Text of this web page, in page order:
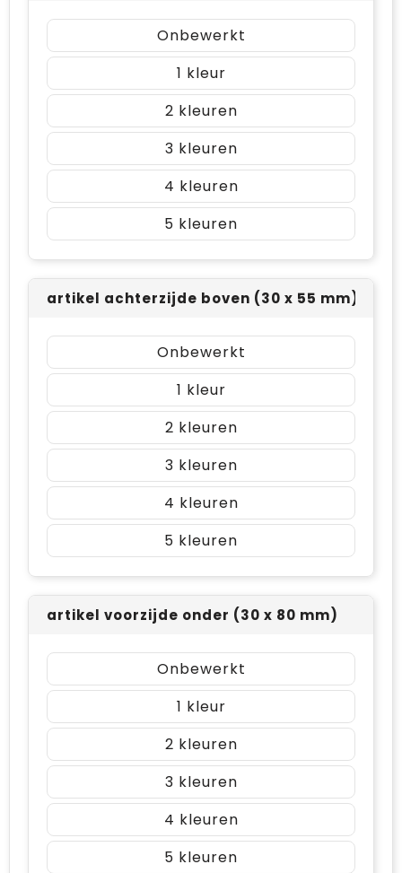
Onbewerkt
1
2
3
4
5
artikel achterzijde boven (30 x 55 mm)
Onbewerkt
1
2
3
4
5
artikel voorzijde onder (30 x 80 mm)
Onbewerkt
1
2
3
4
5